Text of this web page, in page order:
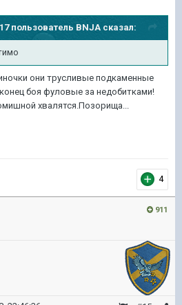
пользователь BNJA сказал:
они трусливые подкаменные
боя фуловые за недобитками!
хвалятся.Позорища...
4
911